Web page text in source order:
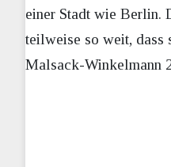
einer Stadt wie Berlin.
teilweise so weit, dass
Malsack-Winkelmann